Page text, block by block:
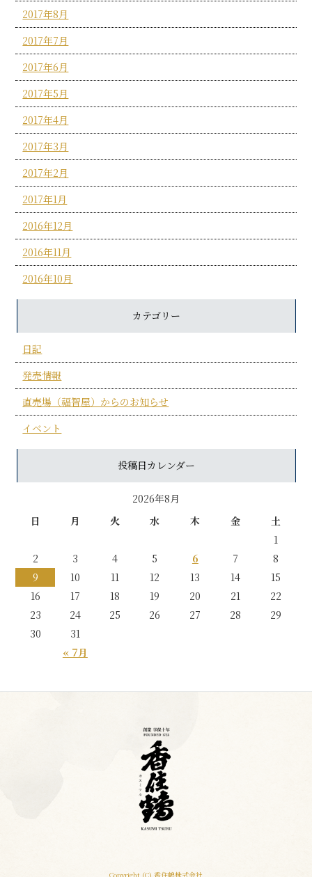
2017年8月
2017年7月
2017年6月
2017年5月
2017年4月
2017年3月
2017年2月
2017年1月
2016年12月
2016年11月
2016年10月
カテゴリー
日記
発売情報
直売場（福智屋）からのお知らせ
イベント
投稿日カレンダー
2026年8月
日
月 火 水 木 金 土
« 7月
1
2
3 4 5 6 7
8
9
10 11 12 13 14
15
16
17 18 19 20 21
22
23
24 25 26 27 28
29
30
31